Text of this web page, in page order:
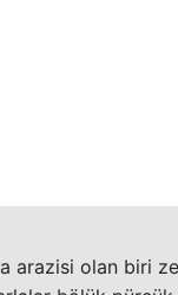
olan biri